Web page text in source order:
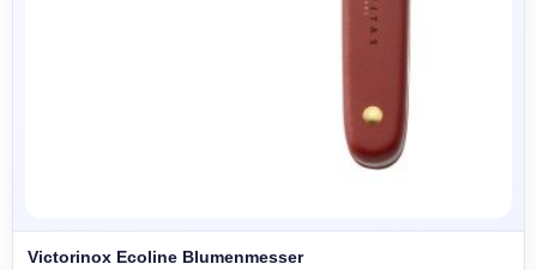
Victorinox Ecoline Blumenmesser